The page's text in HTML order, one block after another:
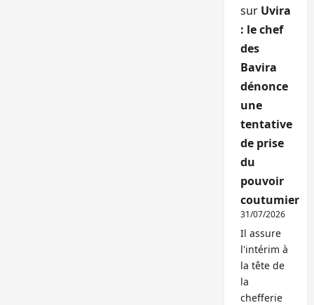
sur Uvira
: le chef
des
Bavira
dénonce
une
tentative
de prise
du
pouvoir
coutumier
31/07/2026
Il assure
l'intérim à
la tête de
la
chefferie